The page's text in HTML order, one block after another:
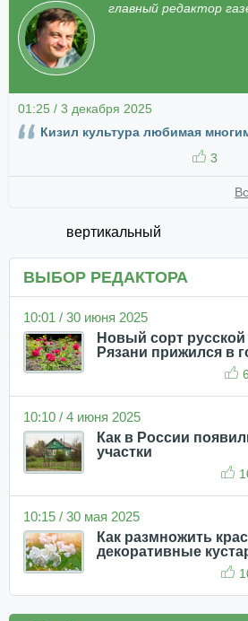
главный редактор
01:25 / 3 декабря 2025
Кизил культура любимая
3
вертикальный
ВЫБОР РЕДАКТОРА
10:01 / 30 июня 2025
Новый сорт
Рязани прижился в
6
10:10 / 4 июня 2025
Как в России
участки
10:15 / 30 мая 2025
Как размножить
декоративные